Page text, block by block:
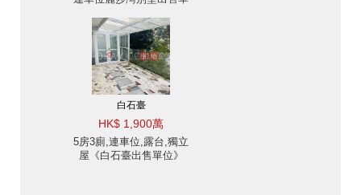
白石臺
HK$ 1,900萬
5房3廁,連車位,露台,獨立
屋《白石臺出售單位》